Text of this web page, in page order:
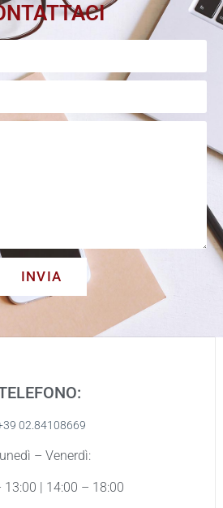
INVIA
02.84108669
– Venerdì:
13:00 | 14:00 – 18:00